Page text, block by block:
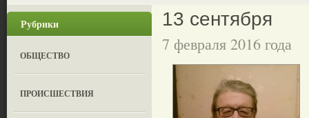
Рубрики
ОБЩЕСТВО
ПРОИСШЕСТВИЯ
13 сентября
7 февраля 2016 года